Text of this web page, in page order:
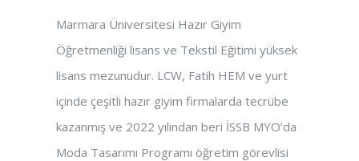
Marmara Üniversitesi Hazır Giyim
Öğretmenliği lisans ve Tekstil Eğitimi yüksek
lisans mezunudur. LCW, Fatih HEM ve yurt
içinde çeşitli hazır giyim firmalarda tecrübe
kazanmış ve 2022 yılından beri İSSB MYO’da
Moda Tasarımı Programı öğretim görevlisi